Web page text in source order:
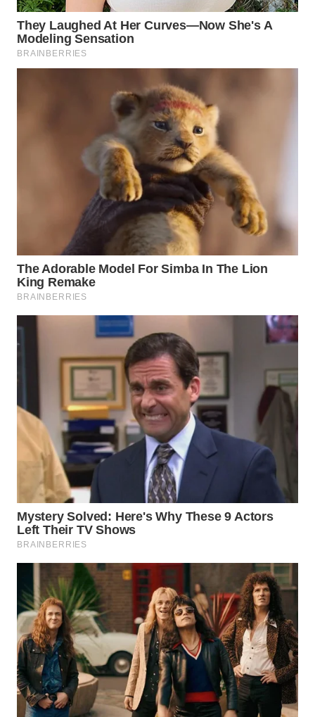
Wahana
Media
Group
WAHANA
INFRASTRUKTUR
WAHANA
LISTRIK
TRAVEL
WAHANA
TV
WAHANANEWS
ID
WAHANANEWS
NET
WAHANA
SPORT
WAHANA